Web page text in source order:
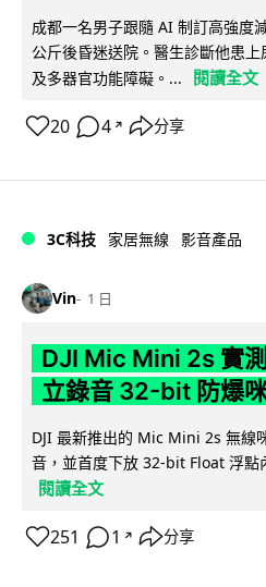
成都一名男子跟隨 AI 制訂高強度
公斤後昏迷送院。醫生診斷他患
及多器官功能障礙。...
閱讀全文
20 4 ↗ 分享
3C科技 家居無線 影音產品
Vin 1 日
DJI Mic Mini 2s 實
立錄音 32-bit 防爆
DJI 最新推出的 Mic Mini 2s 無線
音，並首度下放 32-bit Float 浮點
閱讀全文
251 1 ↗ 分享